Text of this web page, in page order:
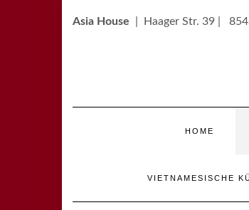
Asia House | Haager Str. 39 |
HOME
VIETNAMESISCHE